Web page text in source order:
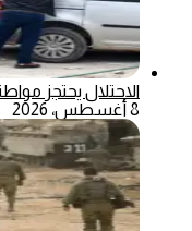
الاحتلال يحتجز
8 أغسطس، 2026